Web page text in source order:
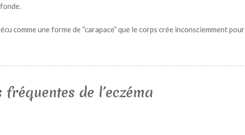
comme une forme de “carapace” que le corps crée inconsciemment pour
de l’eczéma